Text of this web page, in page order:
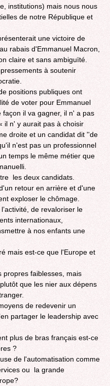
institutions) mais nous nous
de notre République et
une victoire de
rabais d'Emmanuel Macron,
claire et sans ambiguïté.
à soutenir
positions publiques ont
de voter pour Emmanuel
il va gagner, il n' a pas
il n' y aurait pas à choisir
droite et un candidat dit ''de
n'est pas un professionnel
temps le même métier que
les deux candidats.
retour en arrière et d'une
exploser le chômage.
de revaloriser le
internationaux,
à nos enfants une
mais est-ce que l'Europe et
propres faiblesses, mais
que les nier aux dépens
de redevenir un
partager le leadership avec
plus de bras français est-ce
?
de l'automatisation comme
ou ‎ la grande